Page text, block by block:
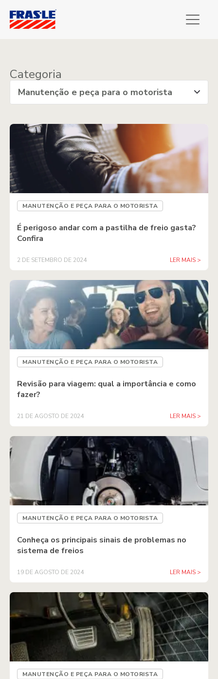
Categoria
MANUTENÇÃO E PEÇA PARA O MOTORISTA
É perigoso andar com a pastilha de freio gasta?
Confira
2 DE SETEMBRO DE 2024 LER MAIS >
MANUTENÇÃO E PEÇA PARA O MOTORISTA
Revisão para viagem: qual a importância e como
fazer?
21 DE AGOSTO DE 2024 LER MAIS >
MANUTENÇÃO E PEÇA PARA O MOTORISTA
Conheça os principais sinais de problemas no
sistema de freios
19 DE AGOSTO DE 2024 LER MAIS >
MANUTENÇÃO E PEÇA PARA O MOTORISTA